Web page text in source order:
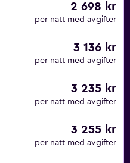
2 698 kr
per natt med avgifter
3 136 kr
per natt med avgifter
3 235 kr
per natt med avgifter
3 255 kr
per natt med avgifter